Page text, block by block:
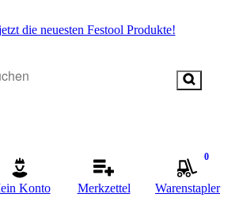
die neuesten Festool Produkte!
Konto Merkzettel
0
Warenstapler